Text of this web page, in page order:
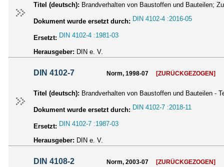
Titel (deutsch): Brandverhalten von Baustoffen und Bauteilen;
Dokument wurde ersetzt durch: DIN 4102-4 :2016-05
Ersetzt: DIN 4102-4 :1981-03
Herausgeber: DIN e. V.
DIN 4102-7 Norm, 1998-07 [ZURÜCKGEZOGEN]
Titel (deutsch): Brandverhalten von Baustoffen und Bauteilen -
Dokument wurde ersetzt durch: DIN 4102-7 :2018-11
Ersetzt: DIN 4102-7 :1987-03
Herausgeber: DIN e. V.
DIN 4108-2 Norm, 2003-07 [ZURÜCKGEZOGEN]